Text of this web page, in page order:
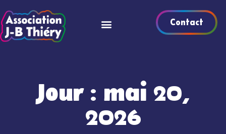
Contact
Jour : mai 20,
2026